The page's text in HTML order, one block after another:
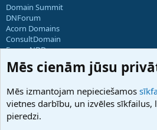
Domain Summit
DNForum
Acorn Domains
ConsultDomain
ForumNDD
Domainforum.ro
27.be
Hostmaria
Atbalsts
Mēs cienām jūsu
Mēs izmantojam nepieciešamos
vietnes darbību, un izvēles sīkfailus,
pieredzi.